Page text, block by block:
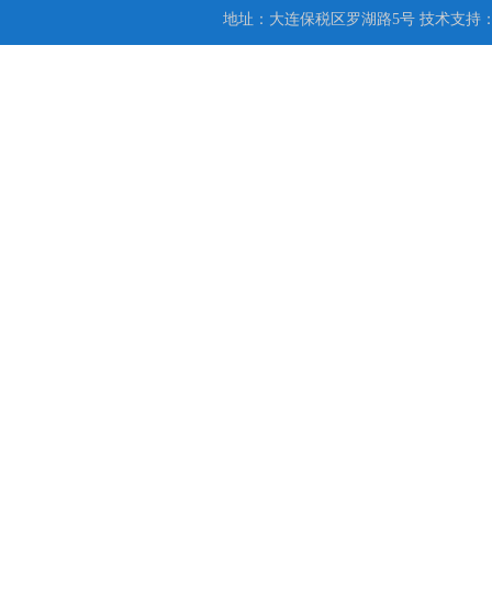
地址：大连保税区罗湖路5号 技术支持